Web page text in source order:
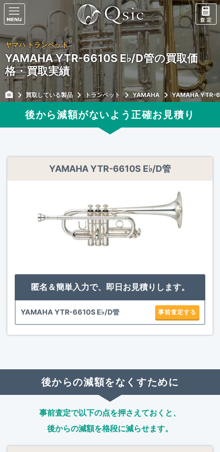
ヤマハ トランペット
YAMAHA YTR-6610S E♭/D管の買取価
格・買取実績
買取している製品 トランペット YAMAHA YAMAHA YTR-
後から減額がないよう正確お見積り
YAMAHA YTR-6610S E♭/D管
匿名＆簡単入力で、即日お見積りします。
YAMAHA YTR-6610S E♭/D管 事前査定する
後からの減額をなくすために
事前査定で以下の点を押さえておくと、
後からの減額を格段に減らせます。